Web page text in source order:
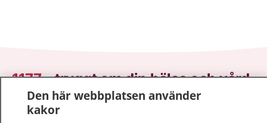
1177–tryggt om din hälsa och vård
På 1177.se får du råd om hälsa och information om
Den här webbplatsen använder
kakor